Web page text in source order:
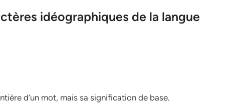
idéographiques de la langue
d’un mot, mais sa signification de base.